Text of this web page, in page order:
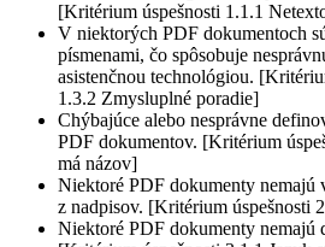
[Kritérium úspešnosti 1.1.1
V niektorých PDF dokumentoch
písmenami, čo spôsobuje
asistenčnou technológiou.
1.3.2 Zmysluplné poradie]
Chýbajúce alebo nesprávne
PDF dokumentov. [Kritérium
má názov]
Niektoré PDF dokumenty nemajú
z nadpisov. [Kritérium úspešnosti
Niektoré PDF dokumenty nemajú